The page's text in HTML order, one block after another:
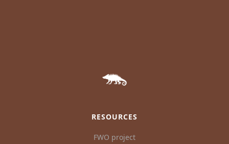
RESOURCES
FWO project